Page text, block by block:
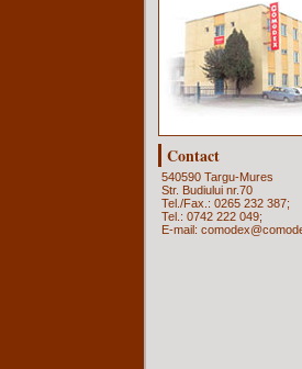
Contact
540590 Targu-Mures
Str. Budiului nr.70
Tel./Fax.: 0265 232 387;
Tel.: 0742 222 049;
E-mail: